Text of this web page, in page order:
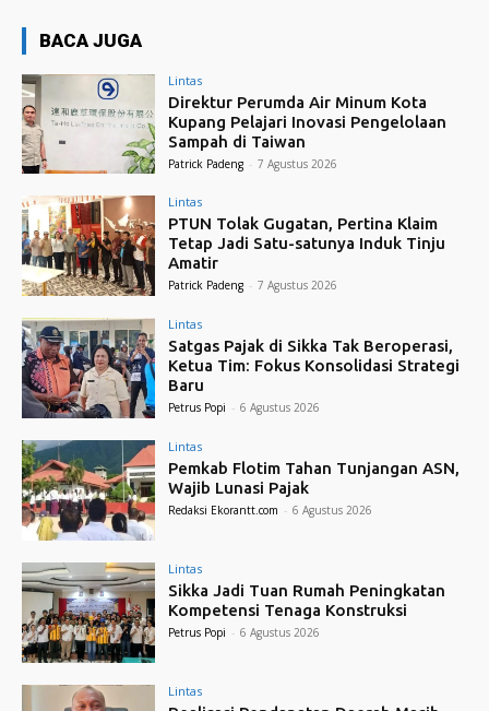
BACA JUGA
Lintas
Direktur Perumda Air Minum Kota
Kupang Pelajari Inovasi Pengelolaan
Sampah di Taiwan
Patrick Padeng - 7 Agustus 2026
Lintas
PTUN Tolak Gugatan, Pertina Klaim
Tetap Jadi Satu-satunya Induk Tinju
Amatir
Patrick Padeng - 7 Agustus 2026
Lintas
Satgas Pajak di Sikka Tak Beroperasi,
Ketua Tim: Fokus Konsolidasi Strategi
Baru
Petrus Popi - 6 Agustus 2026
Lintas
Pemkab Flotim Tahan Tunjangan ASN,
Wajib Lunasi Pajak
Redaksi Ekorantt.com - 6 Agustus 2026
Lintas
Sikka Jadi Tuan Rumah Peningkatan
Kompetensi Tenaga Konstruksi
Petrus Popi - 6 Agustus 2026
Lintas